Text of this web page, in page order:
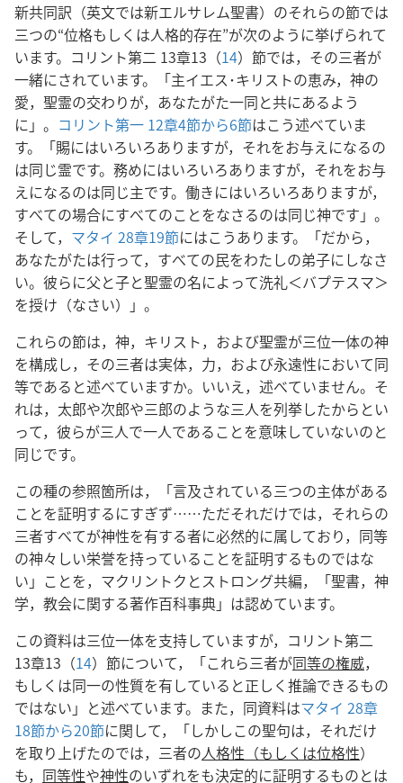
新共同訳（英文では新エルサレム聖書）のそれらの節では
三つの“位格もしくは人格的存在”が次のように挙げられて
います。コリント第二 13章13（14）節では，その三者が
一緒にされています。「主イエス･キリストの恵み，神の
愛，聖霊の交わりが，あなたがた一同と共にあるよう
に」。 コリント第一 12章4節から6節はこう述べていま
す。「賜にはいろいろありますが，それをお与えになるの
は同じ霊です。務めにはいろいろありますが，それをお与
えになるのは同じ主です。働きにはいろいろありますが，
すべての場合にすべてのことをなさるのは同じ神です」。
そして， マタイ 28章19節にはこうあります。「だから，
あなたがたは行って，すべての民をわたしの弟子にしなさ
い。彼らに父と子と聖霊の名によって洗礼＜バプテスマ＞
を授け（なさい）」。
これらの節は，神，キリスト，および聖霊が三位一体の神
を構成し，その三者は実体，力，および永遠性において同
等であると述べていますか。いいえ，述べていません。そ
れは，太郎や次郎や三郎のような三人を列挙したからとい
って，彼らが三人で一人であることを意味していないのと
同じです。
この種の参照箇所は，「言及されている三つの主体がある
ことを証明するにすぎず……ただそれだけでは，それらの
三者すべてが神性を有する者に必然的に属しており，同等
の神々しい栄誉を持っていることを証明するものではな
い」ことを，マクリントクとストロング共編，「聖書，神
学，教会に関する著作百科事典」は認めています。
この資料は三位一体を支持していますが，コリント第二
13章13（14）節について，「これら三者が同等の権威，
もしくは同一の性質を有していると正しく推論できるもの
ではない」と述べています。また，同資料はマタイ 28章
18節から20節に関して，「しかしこの聖句は，それだけ
を取り上げたのでは，三者の人格性（もしくは位格性）
も， 同等性や神性のいずれをも決定的に証明するものとは